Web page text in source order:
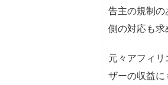
告主の規制
側の対応も求
元々アフィ
ザーの収益